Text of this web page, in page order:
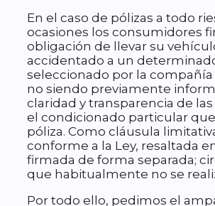
En el caso de pólizas a todo
ocasiones los consumidores
obligación de llevar su
accidentado a un
seleccionado por la compañía
no siendo previamente
claridad y transparencia de
el condicionado particular
póliza. Como cláusula
conforme a la Ley, resaltada
firmada de forma separada;
que habitualmente no se
Por todo ello, pedimos el